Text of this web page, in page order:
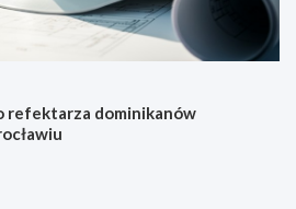
refektarza dominikanów